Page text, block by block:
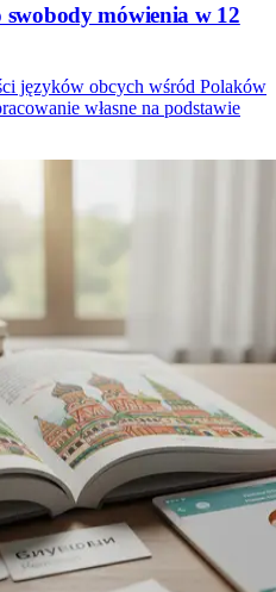
mówienia w 12
języków obcych wśród Polaków
własne na podstawie